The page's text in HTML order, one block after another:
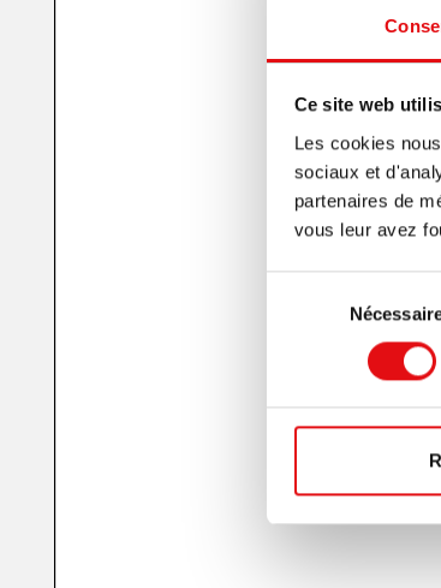
Ce site web
Les cookies
sociaux et
partenaires de
vous leur avez
consentement